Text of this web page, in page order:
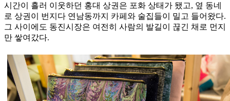
시간이 흘러 이웃하던 홍대 상권은 포화 상태가 됐고, 옆 동네
로 상권이 번지다 연남동까지 카페와 술집들이 밀고 들어왔다.
그 사이에도 동진시장은 여전히 사람의 발길이 끊긴 채로 먼지
만 쌓여갔다.